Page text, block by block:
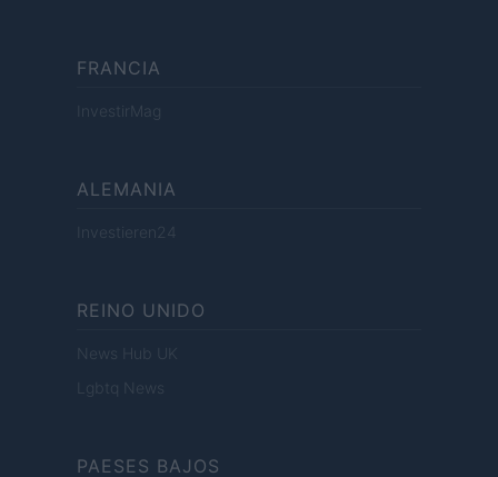
FRANCIA
InvestirMag
ALEMANIA
Investieren24
REINO UNIDO
News Hub UK
Lgbtq News
PAESES BAJOS